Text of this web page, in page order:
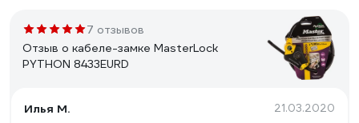
7 отзывов
Отзыв о кабеле-замке MasterLock
PYTHON 8433EURD
Илья М. 21.03.2020